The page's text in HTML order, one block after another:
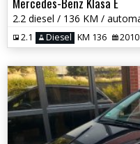
2.1 Diesel KM 136 2010